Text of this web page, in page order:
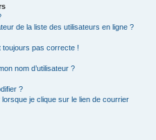
de la liste des utilisateurs en ligne ?
toujours pas correcte !
nom d’utilisateur ?
?
je clique sur le lien de courrier